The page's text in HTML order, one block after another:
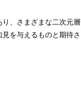
、さまざまな二次元層
を与えるものと期待さ